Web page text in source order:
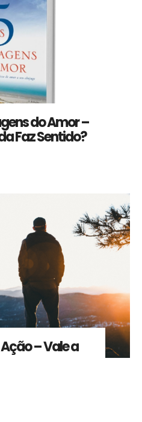
do Amor –
Faz Sentido?
– Vale a